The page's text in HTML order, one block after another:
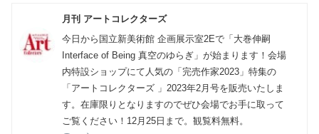
月刊 アートコレクターズ
今日から国立新美術館 企画展示室2Eで「大巻伸嗣
Interface of Being 真空のゆらぎ」が始まります！会場
内特設ショップにて人気の「完売作家2023」特集の
「アートコレクターズ 」2023年2月号を販売いたしま
す。在庫限りとなりますのでぜひ会場でお手に取って
ご覧ください！12月25日まで。観覧料無料。